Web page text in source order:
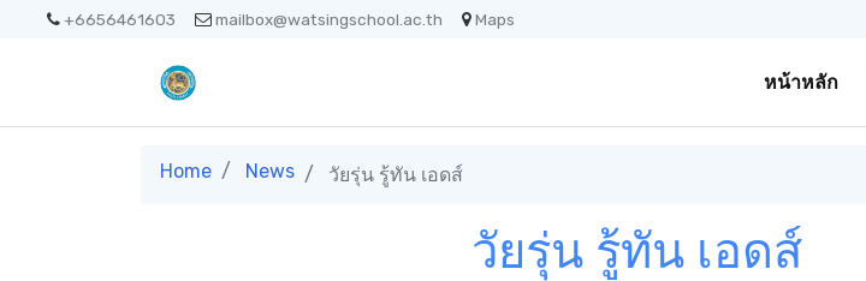
+6656461603 mailbox@watsingschool.ac.th Maps
หน้าหลัก
Home News วัยรุ่น รู้ทัน เอดส์
วัยรุ่น รู้ทัน เอดส์